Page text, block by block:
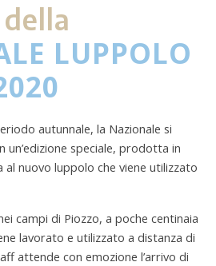
LUPPOLO
autunnale, la Nazionale si
un’edizione speciale, prodotta in
nuovo luppolo che viene utilizzato
campi di Piozzo, a poche centinaia
lavorato e utilizzato a distanza di
attende con emozione l’arrivo di